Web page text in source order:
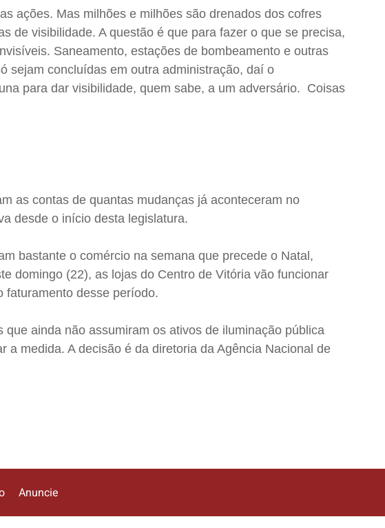
ações. Mas milhões e milhões são drenados dos cofres
de visibilidade. A questão é que para fazer o que se precisa,
Saneamento, estações de bombeamento e outras
sejam concluídas em outra administração, daí o
para dar visibilidade, quem sabe, a um adversário. Coisas
as contas de quantas mudanças já aconteceram no
desde o início desta legislatura.
bastante o comércio na semana que precede o Natal,
domingo (22), as lojas do Centro de Vitória vão funcionar
faturamento desse período.
que ainda não assumiram os ativos de iluminação pública
a medida. A decisão é da diretoria da Agência Nacional de
Anuncie